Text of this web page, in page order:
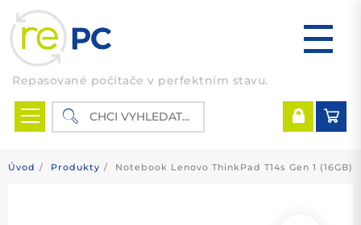
content
Repasované počítače v perfektním stavu.
Úvod Produkty Notebook Lenovo ThinkPad T14s Gen 1 (16GB)